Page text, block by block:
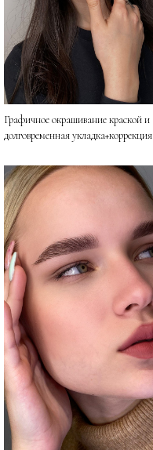
Графичное окрашивание краской и
долговременная укладка+коррекция